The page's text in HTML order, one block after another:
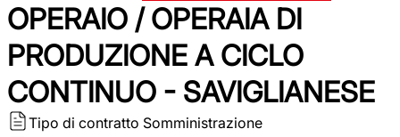
OPERAIO / OPERAIA DI
PRODUZIONE A CICLO
CONTINUO - SAVIGLIANESE
Tipo di contratto Somministrazione